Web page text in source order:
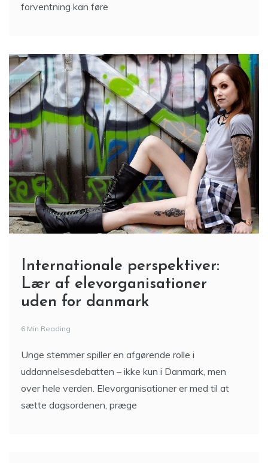
forventning kan føre
Internationale perspektiver:
Lær af elevorganisationer
uden for danmark
6 Min Reading
Unge stemmer spiller en afgørende rolle i
uddannelsesdebatten – ikke kun i Danmark, men
over hele verden. Elevorganisationer er med til at
sætte dagsordenen, præge